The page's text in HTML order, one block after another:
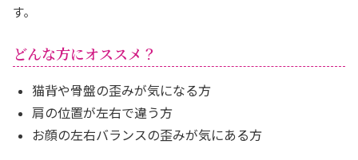
す。
どんな方にオススメ？
猫背や骨盤の歪みが気になる方
肩の位置が左右で違う方
お顔の左右バランスの歪みが気にある方